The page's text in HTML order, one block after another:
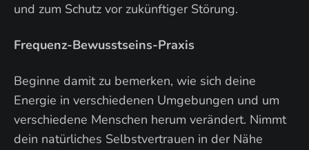
und zum Schutz vor zukünftiger Störung.
Frequenz-Bewusstseins-Praxis
Beginne damit zu bemerken, wie sich deine
Energie in verschiedenen Umgebungen und um
verschiedene Menschen herum verändert. Nimmt
dein natürliches Selbstvertrauen in der Nähe